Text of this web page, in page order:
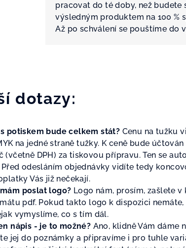
pracovat do té doby, než budete
výsledným produktem na 100 %
Až po schválení se pouštíme do
dotazy:
potiskem bude celkem stát? Cenu na tužku
na jedné straně tužky. K ceně bude účtován
(včetně DPH) za tiskovou přípravu. Ten se
odesláním objednávky vidíte tedy
Vás již nečekají.
poslat logo? Logo nám, prosím, zašlete v
pdf. Pokud takto logo k dispozici
vymyslíme, co s tím dál.
nápis - je to možné? Ano, klidně Vám dáme
jej do poznámky a připravíme i pro tuhle